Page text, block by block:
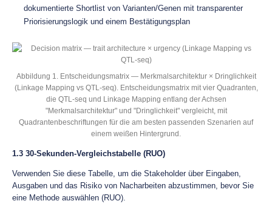
dokumentierte Shortlist von Varianten/Genen mit transparenter
Priorisierungslogik und einem Bestätigungsplan
Abbildung 1. Entscheidungsmatrix — Merkmalsarchitektur × Dringlichkeit
(Linkage Mapping vs QTL-seq). Entscheidungsmatrix mit vier Quadranten,
die QTL-seq und Linkage Mapping entlang der Achsen
"Merkmalsarchitektur" und "Dringlichkeit" vergleicht, mit
Quadrantenbeschriftungen für die am besten passenden Szenarien auf
einem weißen Hintergrund.
1.3 30-Sekunden-Vergleichstabelle (RUO)
Verwenden Sie diese Tabelle, um die Stakeholder über Eingaben,
Ausgaben und das Risiko von Nacharbeiten abzustimmen, bevor Sie
eine Methode auswählen (RUO).